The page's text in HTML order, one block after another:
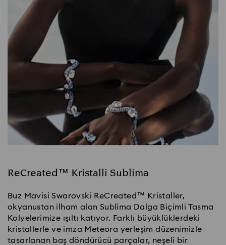
ReCreated™ Kristalli Sublima
Buz Mavisi Swarovski ReCreated™ Kristaller,
okyanustan ilham alan Sublima Dalga Biçimli Tasma
Kolyelerimize ışıltı katıyor. Farklı büyüklüklerdeki
kristallerle ve imza Meteora yerleşim düzenimizle
tasarlanan baş döndürücü parçalar, neşeli bir